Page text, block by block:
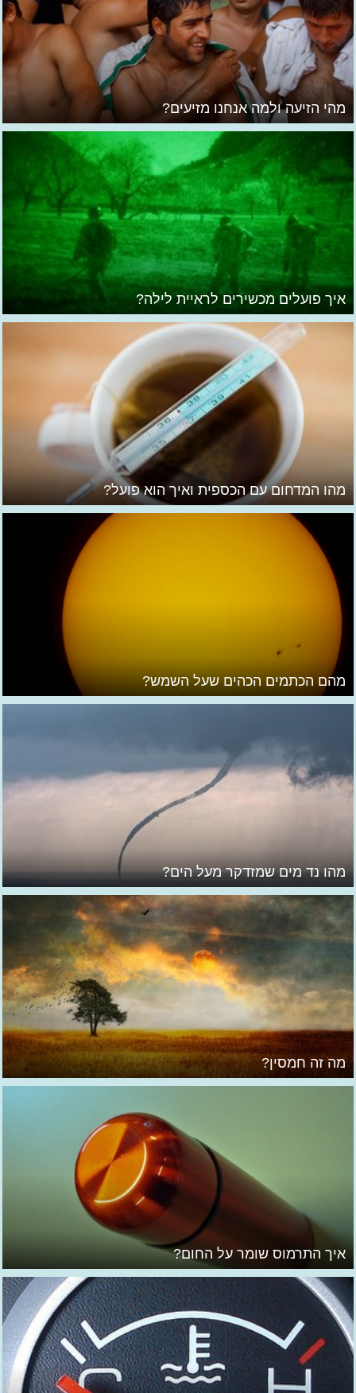
מהי הזיעה ולמה אנחנו מזיעים?
איך פועלים מכשירים לראיית לילה?
מהו המדחום עם הכספית ואיך הוא פועל?
מהם הכתמים הכהים שעל השמש?
מהו נד מים שמזדקר מעל הים?
מה זה חמסין?
איך התרמוס שומר על החום?